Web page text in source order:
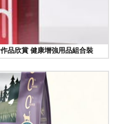
品欣賞 健康增強用品組合裝